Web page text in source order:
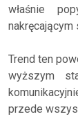
właśnie
Trend ten
wyższym
przede